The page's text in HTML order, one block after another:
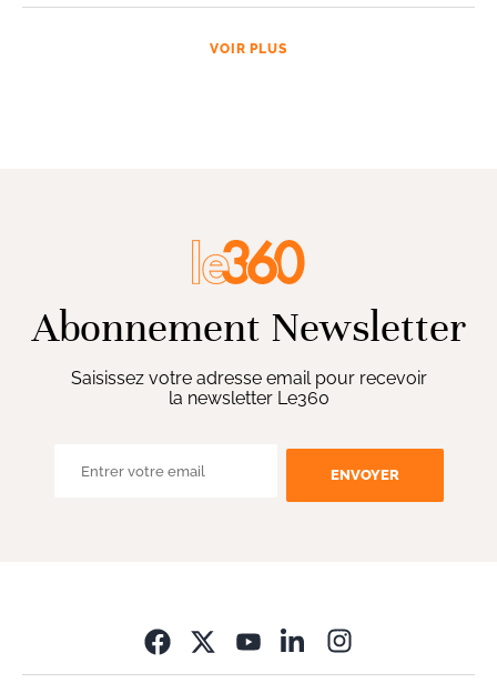
VOIR PLUS
Abonnement Newsletter
Saisissez votre adresse email pour recevoir
la newsletter Le360
ENVOYER